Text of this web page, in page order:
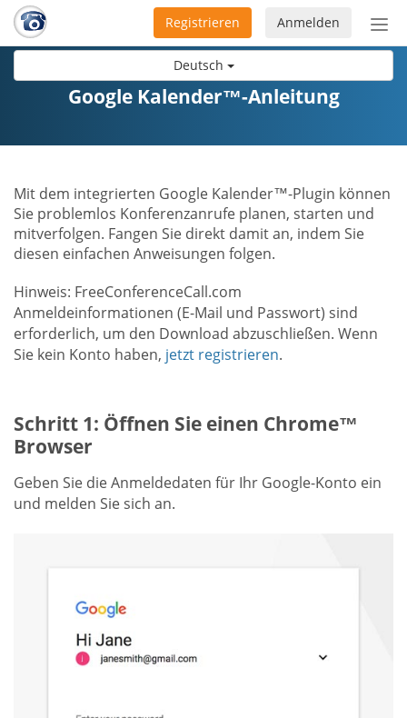
Deutsch
Anmelden
Registrieren
Google Kalender™-Anleitung
Mit dem integrierten Google Kalender™-Plugin können
Sie problemlos Konferenzanrufe planen, starten und
mitverfolgen. Fangen Sie direkt damit an, indem Sie
diesen einfachen Anweisungen folgen.
Hinweis: FreeConferenceCall.com
Anmeldeinformationen (E-Mail und Passwort) sind
erforderlich, um den Download abzuschließen. Wenn
Sie kein Konto haben, jetzt registrieren.
Schritt 1: Öffnen Sie einen Chrome™
Browser
Geben Sie die Anmeldedaten für Ihr Google-Konto ein
und melden Sie sich an.